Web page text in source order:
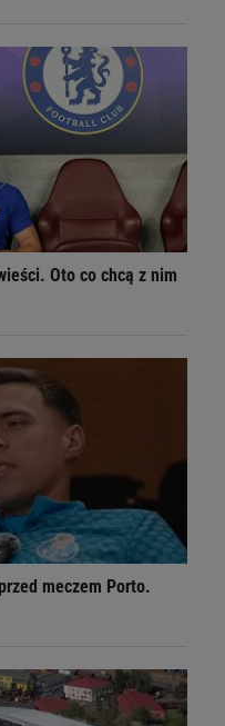
Oto co chcą z nim
meczem Porto.